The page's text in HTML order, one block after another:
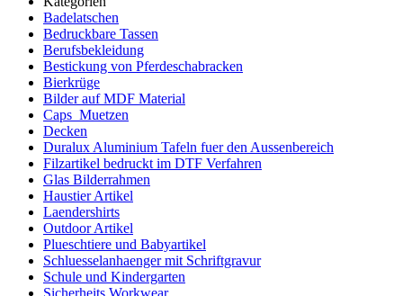
Badelatschen
Bedruckbare Tassen
Berufsbekleidung
Bestickung von Pferdeschabracken
Bierkrüge
Bilder auf MDF Material
Caps_Muetzen
Decken
Duralux Aluminium Tafeln fuer den Aussenbereich
Filzartikel bedruckt im DTF Verfahren
Glas Bilderrahmen
Haustier Artikel
Laendershirts
Outdoor Artikel
Plueschtiere und Babyartikel
Schluesselanhaenger mit Schriftgravur
Schule und Kindergarten